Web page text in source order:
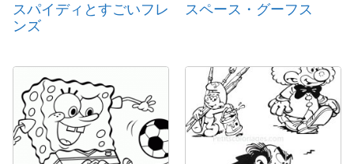
スパイディとすごいフレ
ンズ
スペース・グーフス